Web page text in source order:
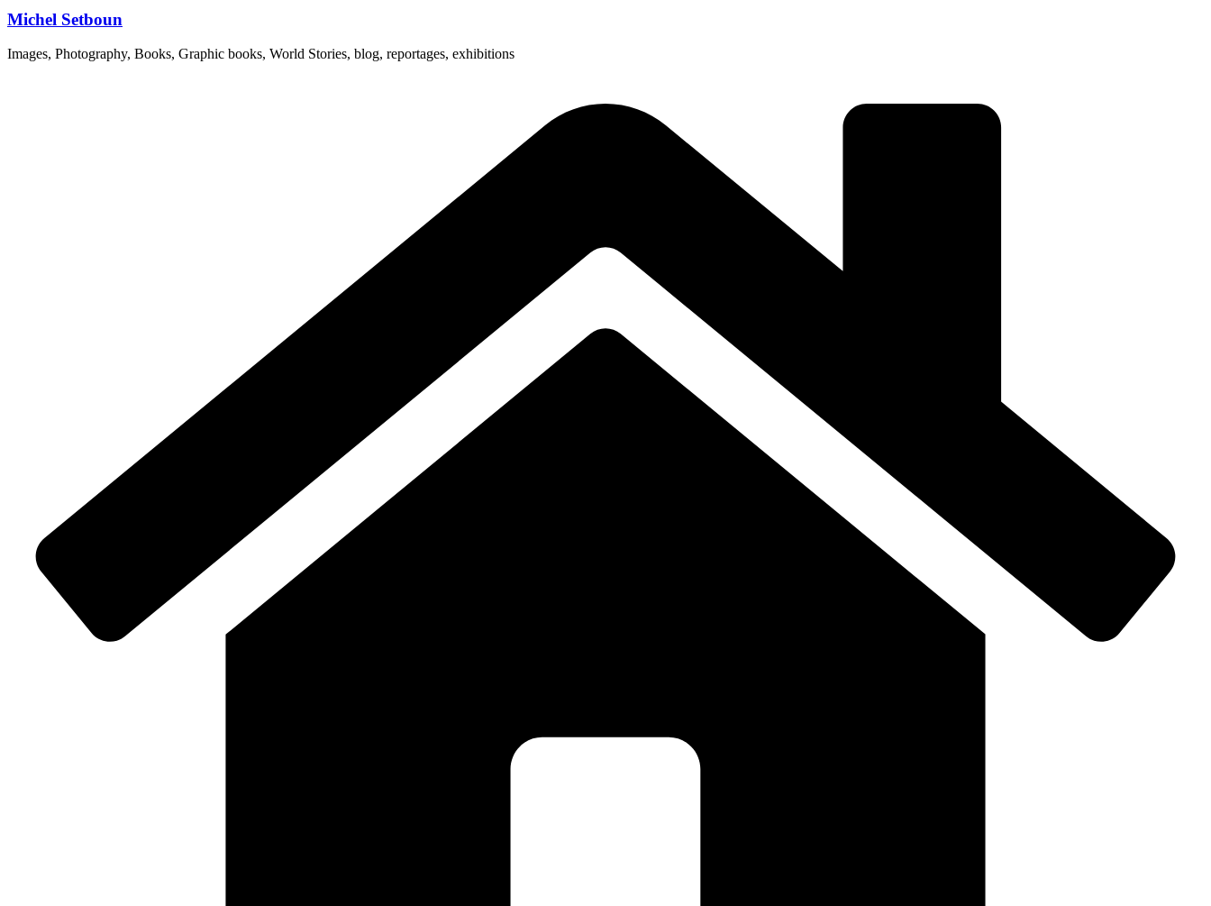
Michel Setboun
Images, Photography, Books, Graphic books, World Stories, blog, reportages, exhibitions